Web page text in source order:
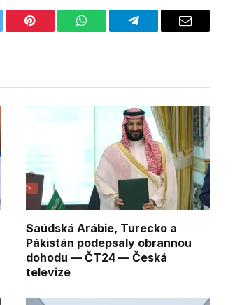
Pinterest WhatsAppTelegram Email
Saúdská Arábie, Turecko a
Pákistán podepsaly obrannou
dohodu — ČT24 — Česká
televize